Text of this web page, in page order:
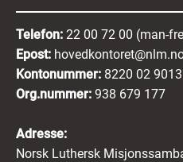
Telefon: 22 00 72 00 (man-
Epost:
Kontonummer: 8220 02
Org.nummer: 938 679 177
Adresse:
Norsk Luthersk